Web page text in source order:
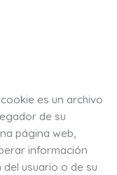
es un archivo
de su
página web,
información
usuario o de su